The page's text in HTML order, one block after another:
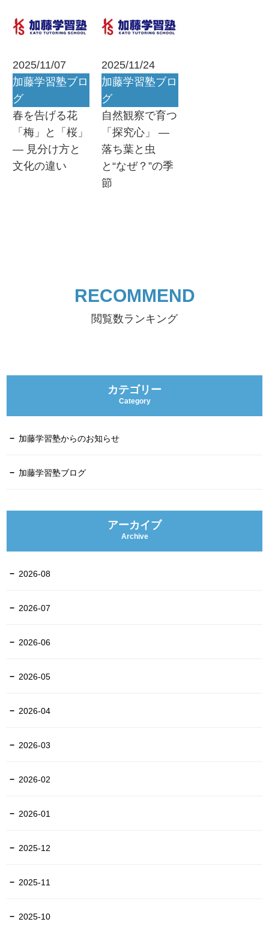
2025/11/07
加藤学習塾ブロ
グ
春を告げる花
「梅」と「桜」
― 見分け方と
文化の違い
2025/11/24
加藤学習塾ブロ
グ
自然観察で育つ
「探究心」 ―
落ち葉と虫
と“なぜ？”の季
節
RECOMMEND
閲覧数ランキング
カテゴリー
Category
加藤学習塾からのお知らせ
加藤学習塾ブログ
アーカイブ
Archive
2026-08
2026-07
2026-06
2026-05
2026-04
2026-03
2026-02
2026-01
2025-12
2025-11
2025-10